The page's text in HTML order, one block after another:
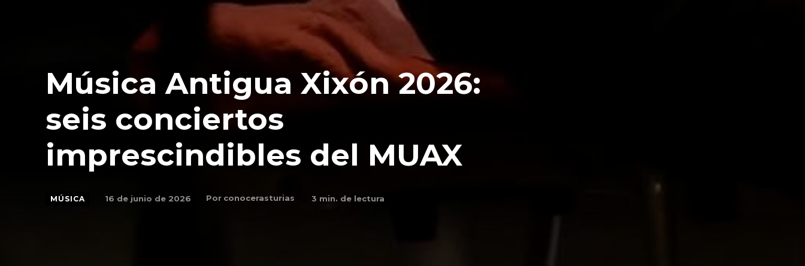
Música Antigua Xixón 2026:
seis conciertos
imprescindibles del MUAX
MÚSICA 16 de junio de 2026 Por conocerasturias 3 min. de lectura